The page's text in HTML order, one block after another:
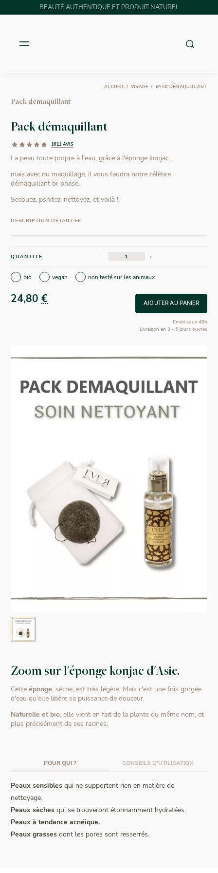
BEAUTÉ AUTHENTIQUE ET PRODUIT NATUREL
Pack démaquillant
ACCUEIL VISAGE PACK DÉMAQUILLANT
Pack démaquillant
1611 AVIS
La peau toute propre à l'eau, grâce à l'éponge konjac...
mais avec du maquillage, il vous faudra notre célèbre
démaquillant bi-phase.
Secouez, pshitez, nettoyez, et voilà !
DESCRIPTION DÉTAILLÉE
QUANTITÉ - +
bio vegan non testé sur les animaux
24,80€ AJOUTER AU PANIER
Envoi sous 48h
Livraison en 3 - 5 jours ouvrés
Zoom sur l'éponge konjac d'Asie.
Cetteéponge, sèche, est très légère. Mais c'est une fois gorgée
d'eau qu'elle libère sa puissance de douceur.
Naturelle et bio, elle vient en fait de la plante du même nom, et
plus précisément de ses racines.
POUR QUI ? CONSEILS D'UTILISATION
Peaux sensibles qui ne supportent rien en matière de
nettoyage.
Peaux sèches qui se trouveront étonnamment hydratées.
Peaux à tendance acnéique.
Peaux grasses dont les pores sont resserrés.